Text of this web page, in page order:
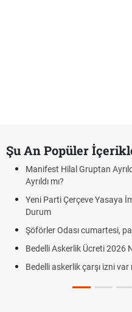
Şu An Popüler
Manifest Hilal Gruptan
Ayrıldı mı?
Yeni Parti Çerçeve Yasaya
Durum
Şöförler Odası cumartesi,
Bedelli Askerlik Ücreti 2026
Bedelli askerlik çarşı izni var